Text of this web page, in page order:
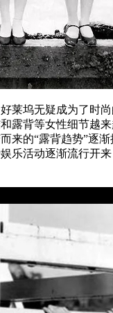
坞无疑成为了时尚
露背等女性细节越
来的“露背趋势”逐
乐活动逐渐流行开